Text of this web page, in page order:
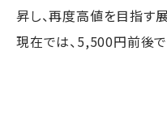
昇し、再度高値を目指す
現在では、5,500円前後で